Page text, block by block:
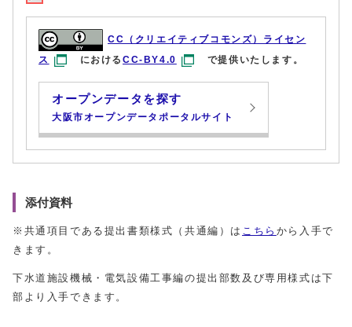
CC（クリエイティブコモンズ）ライセン
ス
におけるCC-BY4.0 で提供いたします。
オープンデータを探す
大阪市オープンデータポータルサイト
添付資料
※共通項目である提出書類様式（共通編）は こちら から入手で
きます。
下水道施設機械・電気設備工事編の提出部数及び専用様式は下
部より入手できます。